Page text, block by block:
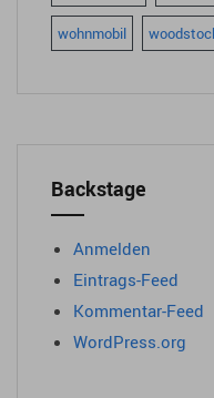
wohnmobil
Backstage
Anmelden
Eintrags-Feed
Kommentar-Feed
WordPress.org